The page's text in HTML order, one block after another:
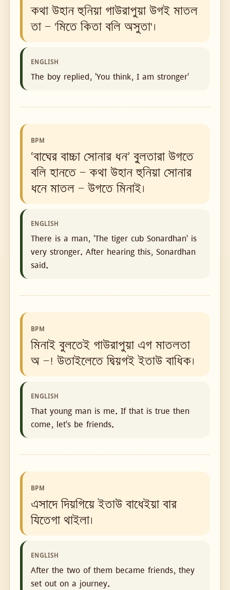
কথা উহান হুনিয়া গাউরাপুয়া উগই মাতল
তা — 'মিতে কিতা বলি অসুতা'।
ENGLISH
The boy replied, 'You think, I am stronger'
BPM
‘বাঘের বাচ্চা সোনার ধন’ বু্লতারা উগতে
বলি হানতে — কথা উহান হুনিয়া সোনার
ধনে মাতল — উগতে মিনাই।
ENGLISH
There is a man, 'The tiger cub Sonardhan' is
very stronger. After hearing this, Sonardhan
said.
BPM
মিনাই বুলতেই গাউরাপুয়া এগ মাতলতা
অ —! উতাইলেতে দ্বিয়গই ইতাউ বাধিক।
ENGLISH
That young man is me. If that is true then
come, let's be friends.
BPM
এসাদে দিয়গিয়ে ইতাউ বাধেইয়া বার
যিতেগা থাইলা।
ENGLISH
After the two of them became friends, they
set out on a journey.